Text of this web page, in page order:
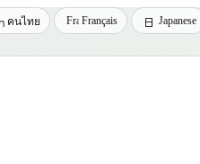
คนไทย Français Japanese